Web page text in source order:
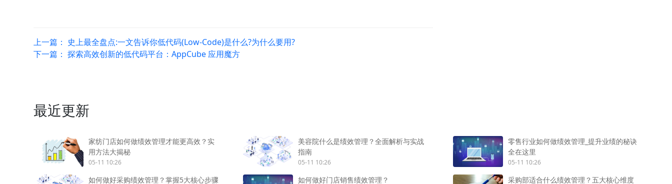
上一篇： 史上最全盘点:一文告诉你低代码(Low-Code)是什么?为什么要用?
下一篇：探索高效创新的低代码平台：AppCube 应用魔方
最近更新
家纺门店如何做绩效管理才能更高效？实
用方法大揭秘
05-11 10:26
美容院什么是绩效管理？全面解析与实战
指南
05-11 10:26
零售行业如何做绩效管理_提升业绩的秘诀
全在这里
05-11 10:26
如何做好采购绩效管理？掌握5大核心步骤 如何做好门店销售绩效管理？ 采购部适合什么绩效管理？五大核心维度